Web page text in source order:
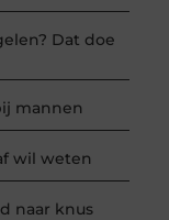
Dat doe
mannen
wil weten
naar knus